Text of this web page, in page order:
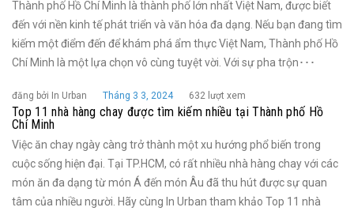
Thành phố Hồ Chí Minh là thành phố lớn nhất Việt Nam, được biết
đến với nền kinh tế phát triển và văn hóa đa dạng. Nếu bạn đang tìm
kiếm một điểm đến để khám phá ẩm thực Việt Nam, Thành phố Hồ
Chí Minh là một lựa chọn vô cùng tuyệt vời. Với sự pha trộn･･･
đăng bởi In Urban Tháng 3 3, 2024 632 lượt xem
Top 11 nhà hàng chay được tìm kiếm nhiều tại Thành phố Hồ
Chí Minh
Việc ăn chay ngày càng trở thành một xu hướng phổ biến trong
cuộc sống hiện đại. Tại TP.HCM, có rất nhiều nhà hàng chay với các
món ăn đa dạng từ món Á đến món Âu đã thu hút được sự quan
tâm của nhiều người. Hãy cùng In Urban tham khảo Top 11 nhà